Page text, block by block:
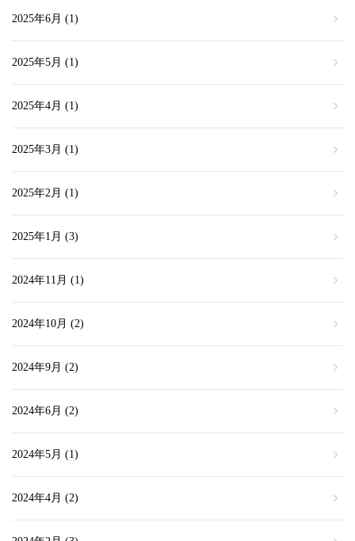
2025年6月 (1)
2025年5月 (1)
2025年4月 (1)
2025年3月 (1)
2025年2月 (1)
2025年1月 (3)
2024年11月 (1)
2024年10月 (2)
2024年9月 (2)
2024年6月 (2)
2024年5月 (1)
2024年4月 (2)